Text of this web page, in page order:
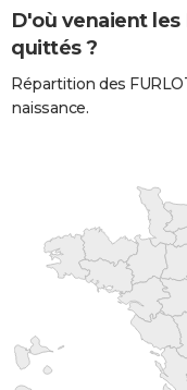
D'où venaient les
quittés ?
Répartition des
naissance.